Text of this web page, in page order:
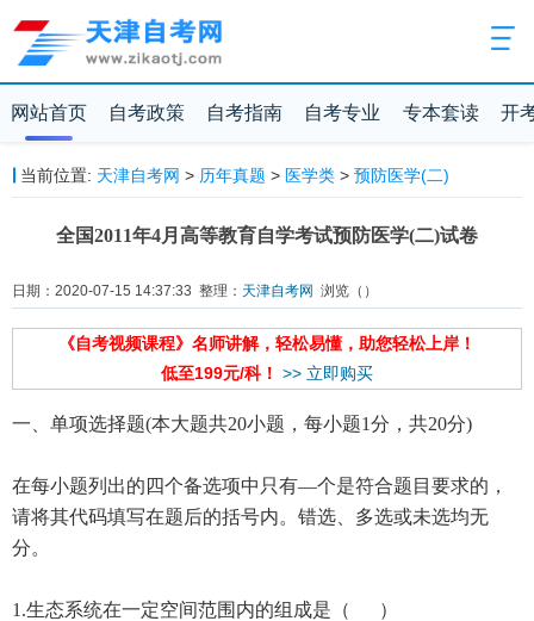
网站首页 自考政策 自考指南 自考专业 专本套读 开
当前位置: 天津自考网 > 历年真题 > 医学类> 预防医学(二)
全国2011年4月高等教育自学考试预防医学(二)试卷
日期：2020-07-15 14:37:33 整理： 天津自考网 浏览（ ）
《自考视频课程》名师讲解，轻松易懂，助您轻松上岸！
低至199元/科！ >> 立即购买
一、单项选择题(本大题共20小题，每小题1分，共20分)
在每小题列出的四个备选项中只有—个是符合题目要求的，
请将其代码填写在题后的括号内。错选、多选或未选均无
分。
1.生态系统在一定空间范围内的组成是（ ）